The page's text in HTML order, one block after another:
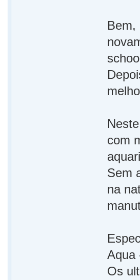
Bem,
com
Sem
na
Aqua
Os